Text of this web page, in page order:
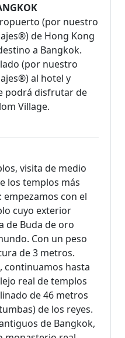
(por nuestro
de Hong Kong
a Bangkok.
(por nuestro
al hotel y
podrá disfrutar de
Village.
visita de medio
los templos más
con el
cuyo exterior
de Buda de oro
Con un peso
de 3 metros.
continuamos hasta
real de templos
de 46 metros
de los reyes.
de Bangkok,